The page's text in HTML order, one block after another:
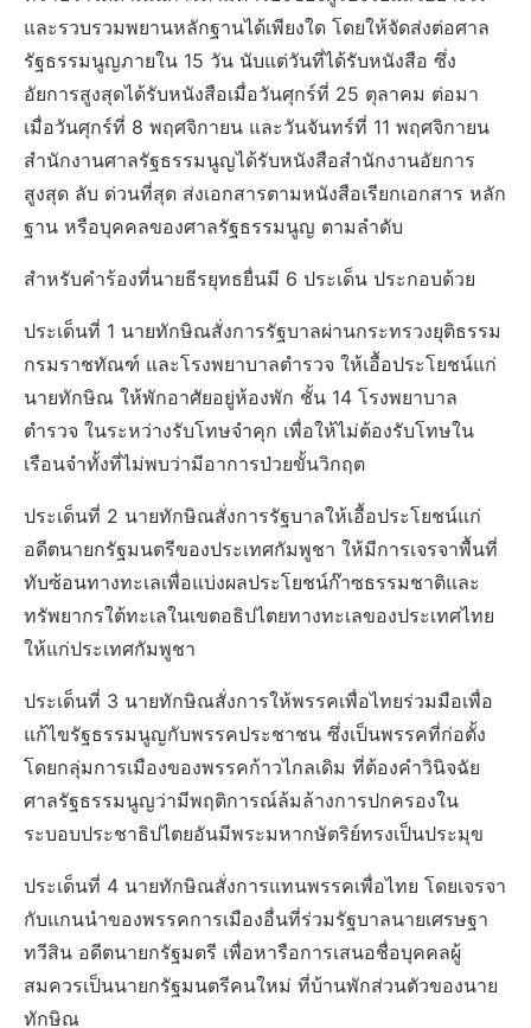
และรวบรวมพยานหลักฐานได้เพียงใด โดยให้จัดส่งต่อศาล
รัฐธรรมนูญภายใน 15 วัน นับแต่วันที่ได้รับหนังสือ ซึ่ง
อัยการสูงสุดได้รับหนังสือเมื่อวันศุกร์ที่ 25 ตุลาคม ต่อมา
เมื่อวันศุกร์ที่ 8 พฤศจิกายน และวันจันทร์ที่ 11 พฤศจิกายน
สำนักงานศาลรัฐธรรมนูญได้รับหนังสือสำนักงานอัยการ
สูงสุด ลับ ด่วนที่สุด ส่งเอกสารตามหนังสือเรียกเอกสาร หลัก
ฐาน หรือบุคคลของศาลรัฐธรรมนูญ ตามลำดับ
สำหรับคำร้องที่นายธีรยุทธยื่นมี 6 ประเด็น ประกอบด้วย
ประเด็นที่ 1 นายทักษิณสั่งการรัฐบาลผ่านกระทรวงยุติธรรม
กรมราชทัณฑ์ และโรงพยาบาลตำรวจ ให้เอื้อประโยชน์แก่
นายทักษิณ ให้พักอาศัยอยู่ห้องพัก ชั้น 14 โรงพยาบาล
ตำรวจ ในระหว่างรับโทษจำคุก เพื่อให้ไม่ต้องรับโทษใน
เรือนจำทั้งที่ไม่พบว่ามีอาการป่วยขั้นวิกฤต
ประเด็นที่ 2 นายทักษิณสั่งการรัฐบาลให้เอื้อประโยชน์แก่
อดีตนายกรัฐมนตรีของประเทศกัมพูชา ให้มีการเจรจาพื้นที่
ทับซ้อนทางทะเลเพื่อแบ่งผลประโยชน์ก๊าซธรรมชาติและ
ทรัพยากรใต้ทะเลในเขตอธิปไตยทางทะเลของประเทศไทย
ให้แก่ประเทศกัมพูชา
ประเด็นที่ 3 นายทักษิณสั่งการให้พรรคเพื่อไทยร่วมมือเพื่อ
แก้ไขรัฐธรรมนูญกับพรรคประชาชน ซึ่งเป็นพรรคที่ก่อตั้ง
โดยกลุ่มการเมืองของพรรคก้าวไกลเดิม ที่ต้องคำวินิจฉัย
ศาลรัฐธรรมนูญว่ามีพฤติการณ์ล้มล้างการปกครองใน
ระบอบประชาธิปไตยอันมีพระมหากษัตริย์ทรงเป็นประมุข
ประเด็นที่ 4 นายทักษิณสั่งการแทนพรรคเพื่อไทย โดยเจรจา
กับแกนนำของพรรคการเมืองอื่นที่ร่วมรัฐบาลนายเศรษฐา
ทวีสิน อดีตนายกรัฐมตรี เพื่อหารือการเสนอชื่อบุคคลผู้
สมควรเป็นนายกรัฐมนตรีคนใหม่ ที่บ้านพักส่วนตัวของนาย
ทักษิณ